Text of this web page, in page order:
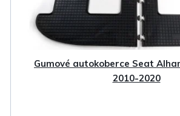
Gumové autokoberce Seat
2010-2020